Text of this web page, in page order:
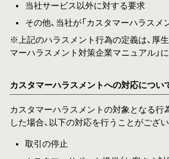
当社サービス以外に対する要求
その他、当社が「カスタマーハラスメ
※上記のハラスメント行為の定義は、厚
マーハラスメント対策企業マニュアル」
カスタマーハラスメントへの対応につい
カスタマーハラスメントの対象となる行
した場合、以下の対応を行うことがござい
取引の停止